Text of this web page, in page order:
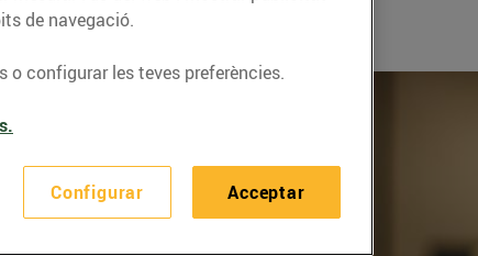
de navegació.
o configurar les teves preferències.
Configurar Acceptar